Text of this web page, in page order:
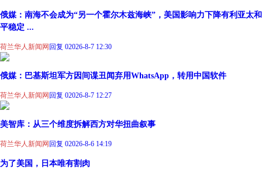
俄媒：南海不会成为“另一个霍尔木兹海峡”，美国影响力下降有利亚太和
平稳定 ...
荷兰华人新闻网回复 02026-8-7 12:30
俄媒：巴基斯坦军方因间谍丑闻弃用WhatsApp，转用中国软件
荷兰华人新闻网 回复 02026-8-7 12:27
美智库：从三个维度拆解西方对华扭曲叙事
荷兰华人新闻网 回复 02026-8-6 14:19
为了美国，日本唯有割肉